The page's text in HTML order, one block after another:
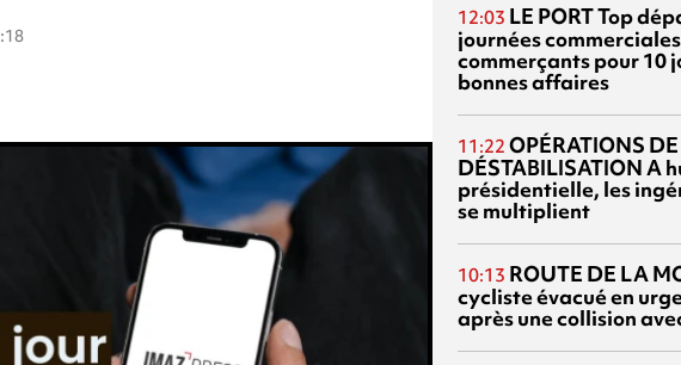
12:03 LE PORTTop
journées
commerçants pour 10
bonnes affaires
11:22 OPÉRATIONS DE
DÉSTABILISATIONA
présidentielle, les
se multiplient
10:13 ROUTE DE LA
cycliste évacué en
après une collision